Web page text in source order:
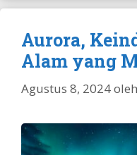
Aurora,
Alam yang
Agustus 8, 2024oleh